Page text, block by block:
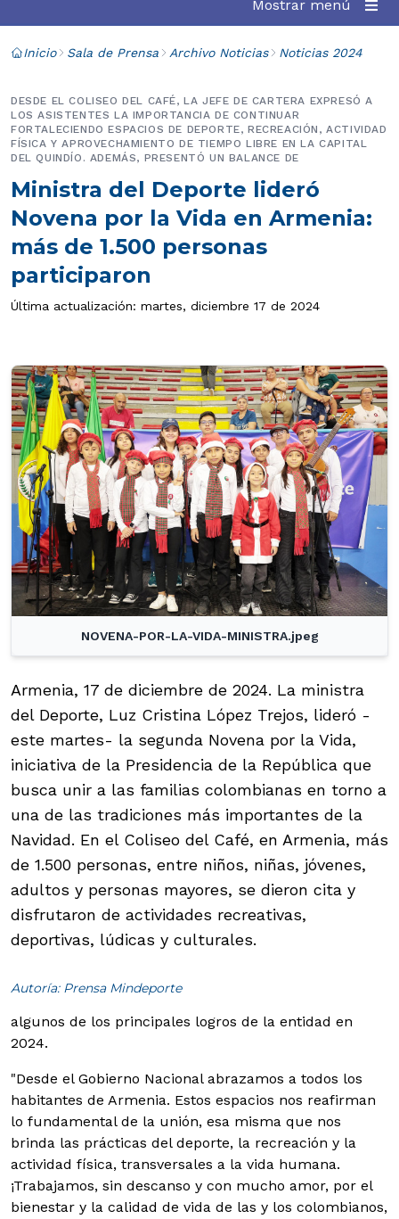
Mostrar menú
Inicio Sala de Prensa Archivo Noticias Noticias 2024
Ministra del Deporte lideró
Novena por la Vida en Armenia:
más de 1.500 personas
participaron
DESDE EL COLISEO DEL CAFÉ, LA JEFE DE CARTERA EXPRESÓ A
LOS ASISTENTES LA IMPORTANCIA DE CONTINUAR
FORTALECIENDO ESPACIOS DE DEPORTE, RECREACIÓN, ACTIVIDAD
FÍSICA Y APROVECHAMIENTO DE TIEMPO LIBRE EN LA CAPITAL
DEL QUINDÍO. ADEMÁS, PRESENTÓ UN BALANCE DE
Última actualización: martes, diciembre 17 de 2024
NOVENA-POR-LA-VIDA-MINISTRA.jpeg
Armenia, 17 de diciembre de 2024. La ministra
del Deporte, Luz Cristina López Trejos, lideró -
este martes- la segunda Novena por la Vida,
iniciativa de la Presidencia de la República que
busca unir a las familias colombianas en torno a
una de las tradiciones más importantes de la
Navidad. En el Coliseo del Café, en Armenia, más
de 1.500 personas, entre niños, niñas, jóvenes,
adultos y personas mayores, se dieron cita y
disfrutaron de actividades recreativas,
deportivas, lúdicas y culturales.
Autoría: Prensa Mindeporte
algunos de los principales logros de la entidad en
2024.
"Desde el Gobierno Nacional abrazamos a todos los
habitantes de Armenia. Estos espacios nos reafirman
lo fundamental de la unión, esa misma que nos
brinda las prácticas del deporte, la recreación y la
actividad física, transversales a la vida humana.
¡Trabajamos, sin descanso y con mucho amor, por el
bienestar y la calidad de vida de las y los colombianos,